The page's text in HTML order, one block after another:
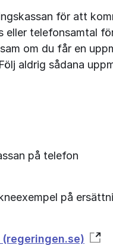
för att
eller telefonsamtal
om du får en
aldrig sådana
på